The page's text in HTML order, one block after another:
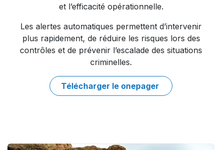
et l’efficacité opérationnelle.​
Les alertes automatiques permettent d’intervenir
plus rapidement, de réduire les risques lors des
contrôles et de prévenir l’escalade des situations
criminelles.​
Télécharger le onep​​ager